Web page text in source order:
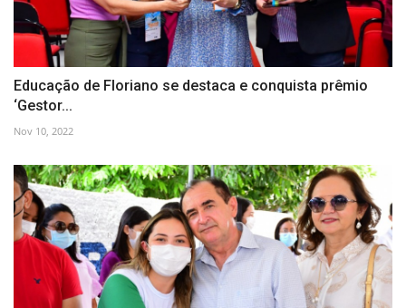
Educação de Floriano se destaca e conquista prêmio
‘Gestor...
Nov 10, 2022